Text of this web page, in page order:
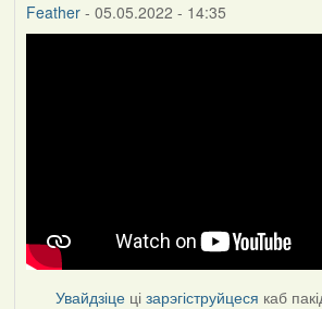
Feather- 05.05.2022 - 14:35
Увайдзіце цізарэгіструйцеся каб